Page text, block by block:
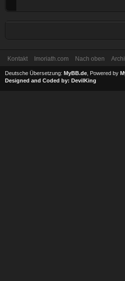
Kontakt Imoriath.com Nach oben
Deutsche Übersetzung: MyBB.de , Powered by
Designed and Coded by: DevilKing